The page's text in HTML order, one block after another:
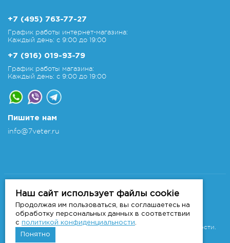
+7 (495) 763-77-27
График работы интернет-магазина:
Каждый день: с 9:00 до 19:00
+7 (916) 019-93-79
График работы магазина:
Каждый день: с 9:00 до 19:00
Пишите нам
info@7veter.ru
Интернет-магазин "На Семи Ветрах". Все права
Информация не является публичной офертой, которая
определяется
положениями Статьи 437 ГК РФ.Политика конфиденциальности.
Наш сайт использует файлы cookie
Продолжая им пользоваться, вы соглашаетесь на
обработку персональных данных в соответствии
с политикой конфиденциальности
Понятно